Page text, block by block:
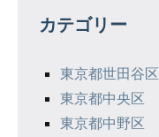
カテゴリー
東京都世田谷区
東京都中央区
東京都中野区